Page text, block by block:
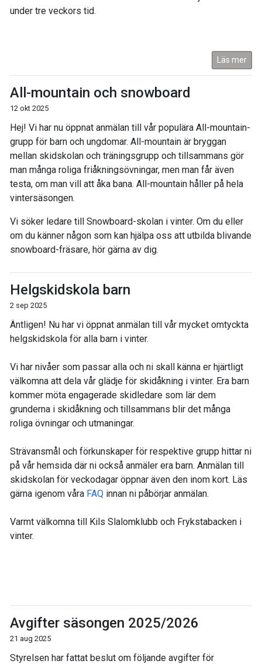
under tre veckors tid.
Läs mer
All-mountain och snowboard
12 okt 2025
Hej! Vi har nu öppnat anmälan till vår populära All-mountain-
grupp för barn och ungdomar. All-mountain är bryggan
mellan skidskolan och träningsgrupp och tillsammans gör
man många roliga friåkningsövningar, men man får även
testa, om man vill att åka bana. All-mountain håller på hela
vintersäsongen.
Vi söker ledare till Snowboard-skolan i vinter. Om du eller
om du känner någon som kan hjälpa oss att utbilda blivande
snowboard-fräsare, hör gärna av dig.
Helgskidskola barn
2 sep 2025
Äntligen! Nu har vi öppnat anmälan till vår mycket omtyckta
helgskidskola för alla barn i vinter.
Vi har nivåer som passar alla och ni skall känna er hjärtligt
välkomna att dela vår glädje för skidåkning i vinter. Era barn
kommer möta engagerade skidledare som lär dem
grunderna i skidåkning och tillsammans blir det många
roliga övningar och utmaningar.
Strävansmål och förkunskaper för respektive grupp hittar ni
på vår hemsida där ni också anmäler era barn. Anmälan till
skidskolan för veckodagar öppnar även den inom kort. Läs
gärna igenom våra FAQ innan ni påbörjar anmälan.
Varmt välkomna till Kils Slalomklubb och Frykstabacken i
vinter.
Avgifter säsongen 2025/2026
21 aug 2025
Styrelsen har fattat beslut om följande avgifter för